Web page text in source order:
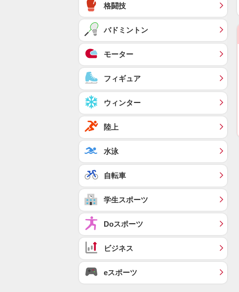
格闘技
バドミントン
モーター
フィギュア
ウィンター
陸上
水泳
自転車
学生スポーツ
Doスポーツ
ビジネス
eスポーツ